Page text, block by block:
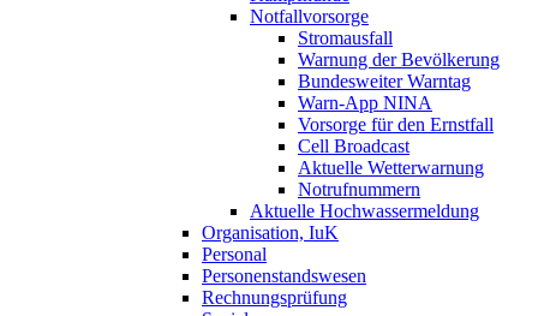
Notfallvorsorge
Stromausfall
Warnung der Bevölkerung
Bundesweiter Warntag
Warn-App NINA
Vorsorge für den Ernstfall
Cell Broadcast
Aktuelle Wetterwarnung
Notrufnummern
Aktuelle Hochwassermeldung
Organisation, IuK
Personal
Personenstandswesen
Rechnungsprüfung